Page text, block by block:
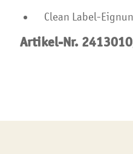
Clean Label-
Artikel-Nr.